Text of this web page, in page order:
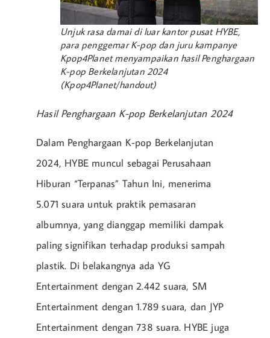
Unjuk rasa damai di luar kantor pusat HYBE,
para penggemar K-pop dan juru kampanye
Kpop4Planet menyampaikan hasil Penghargaan
K-pop Berkelanjutan 2024
(Kpop4Planet/handout)
Hasil Penghargaan K-pop Berkelanjutan 2024
Dalam Penghargaan K-pop Berkelanjutan
2024, HYBE muncul sebagai Perusahaan
Hiburan “Terpanas” Tahun Ini, menerima
5.071 suara untuk praktik pemasaran
albumnya, yang dianggap memiliki dampak
paling signifikan terhadap produksi sampah
plastik. Di belakangnya ada YG
Entertainment dengan 2.442 suara, SM
Entertainment dengan 1.789 suara, dan JYP
Entertainment dengan 738 suara. HYBE juga